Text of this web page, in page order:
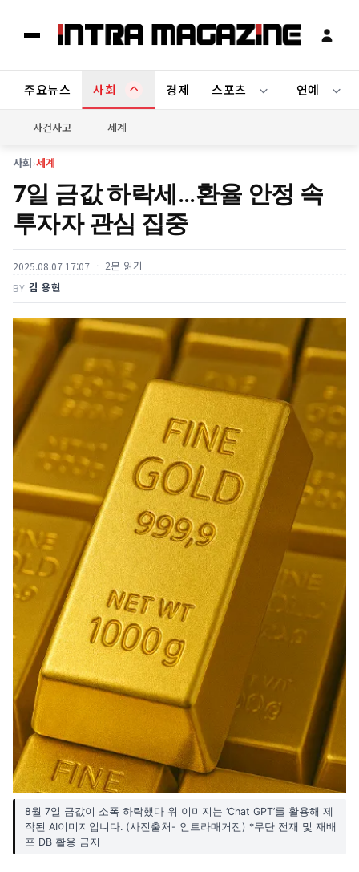
주요뉴스 사회 경제 스포츠 연예
사건사고 세계
사회›세계
7일 금값 하락세...환율 안정 속
투자자 관심 집중
2025.08.07 17:07 2분 읽기
BY 김 용현
8월 7일 금값이 소폭 하락했다 위 이미지는 ‘Chat GPT’를 활용해 제
작된 AI이미지입니다. (사진출처- 인트라매거진) *무단 전재 및 재배
포 DB 활용 금지